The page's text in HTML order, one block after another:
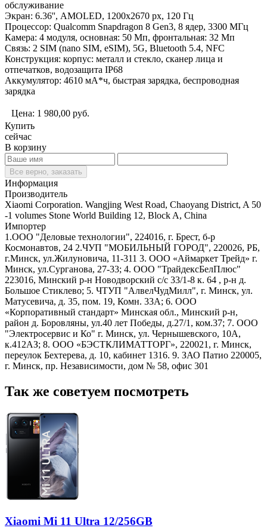
обслуживание
Экран: 6.36'', AMOLED, 1200x2670 px, 120 Гц
Процессор: Qualcomm Snapdragon 8 Gen3, 8 ядер, 3300 МГц
Камера: 4 модуля, основная: 50 Мп, фронтальная: 32 Мп
Связь: 2 SIM (nano SIM, eSIM), 5G, Bluetooth 5.4, NFC
Конструкция: корпус: металл и стекло, сканер лица и
отпечатков, водозащита IP68
Аккумулятор: 4610 мА*ч, быстрая зарядка, беспроводная
зарядка
Цена: 1 980,00 руб.
Купить
сейчас
В корзину
Все верно, заказать
Информация
Производитель
Xiaomi Corporation. Wangjing West Road, Chaoyang District, A 50
-1 volumes Stone World Building 12, Block A, China
Импортер
1.ООО "Деловые технологии", 224016, г. Брест, б-р
Космонавтов, 24 2.ЧУП "МОБИЛЬНЫЙ ГОРОД", 220026, РБ,
г.Минск, ул.Жилуновича, 11-311 3. ООО «Аймаркет Трейд» г.
Минск, ул.Сурганова, 27-33; 4. ООО "ТрайдексБелПлюс"
223016, Минский р-н Новодворский с/с 33/1-8 к. 64 , р-н д.
Большое Стиклево; 5. ЧТУП "АлвелЧудМилл", г. Минск, ул.
Матусевича, д. 35, пом. 19, Комн. 33А; 6. ООО
«Корпоративный стандарт» Минская обл., Минский р-н,
район д. Боровляны, ул.40 лет Победы, д.27/1, ком.37; 7. ООО
"Электросервис и Ко" г. Минск, ул. Чернышевского, 10А,
к.412АЗ; 8. ООО «БЭСТКЛИМАТТОРГ», 220021, г. Минск,
переулок Бехтерева, д. 10, кабинет 1316. 9. ЗАО Патио 220005,
г. Минск, пр. Независимости, дом № 58, офис 301
Так же советуем посмотреть
Xiaomi Mi 11 Ultra 12/256GB